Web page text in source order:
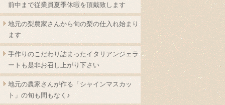
前中まで従業員夏季休暇を頂戴致します
地元の梨農家さんから旬の梨の仕入れ始まり
ます
手作りのこだわり詰まったイタリアンジェラ
ートも是非お召し上がり下さい
地元の農家さんが作る「シャインマスカッ
ト」の旬も間もなく♪